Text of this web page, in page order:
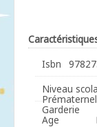
Isbn
Niveau
Garderie
Age